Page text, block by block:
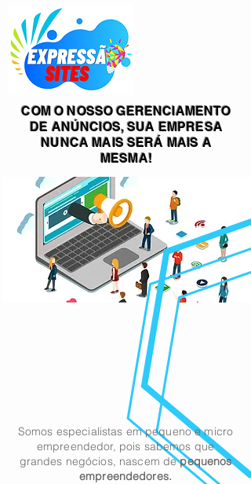
COM O NOSSOGERENCIAMENTO
DE ANÚNCIOS, SUA EMPRESA
NUNCA MAIS SERÁ MAIS A
MESMA!
Somos especialistas em pequeno e micro
empreendedor, pois sabemos que
grandes negócios, nascem depequenos
empreendedores.